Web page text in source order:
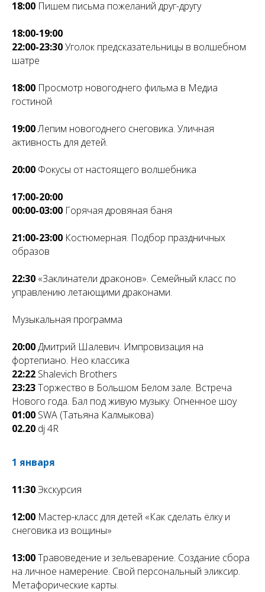
18:00 Пишем письма пожеланий друг-другу
18:00-19:00
22:00-23:30Уголок предсказательницы в волшебном
шатре
18:00 Просмотр новогоднего фильма в Медиа
гостиной
19:00Лепим новогоднего снеговика. Уличная
активность для детей.
20:00 Фокусы от настоящего волшебника
17:00-20:00
00:00-03:00 Горячая дровяная баня
21:00-23:00 Костюмерная. Подбор праздничных
образов
22:30 «Заклинатели драконов». Семейный класс по
управлению летающими драконами.
Музыкальная программа
20:00Дмитрий Шалевич. Импровизация на
фортепиано. Нео классика
22:22 Shalevich Brothers
23:23Торжество в Большом Белом зале. Встреча
Нового года. Бал под живую музыку. Огненное шоу
01:00 SWA (Татьяна Калмыкова)
02.20 dj 4R
1 января
11:30Экскурсия
12:00 Мастер-класс для детей «Как сделать ёлку и
снеговика из вощины»
13:00Травоведение и зельеварение. Создание сбора
на личное намерение. Свой персональный эликсир.
Метафорические карты.